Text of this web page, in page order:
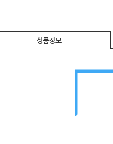
상품정보